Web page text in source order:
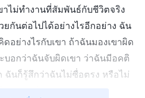
าไม่ทำงานที่สัมพันธ์กับชีวิตจริง
ยกันต่อไปได้อย่างไรอีกอย่าง ฉัน
อย่างไรกับเขา ถ้าฉันมองเขาผิด
บอกว่าฉันจับผิดเขา ว่าฉันมีอคติ
นก็รู้สึกว่าฉันไม่ซื่อตรง หรือไม่